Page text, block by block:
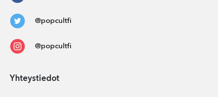
@popcultfi
@popcultfi
Yhteystiedot